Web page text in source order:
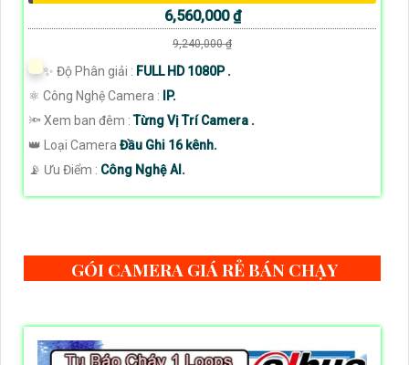
6,560,000 ₫
9,240,000 ₫
✨ Độ Phân giải : FULL HD 1080P .
⚛️ Công Nghệ Camera :
IP.
🔦 Xem ban đêm :Từng Vị Trí Camera .
👑 Loại Camera Đầu Ghi 16 kênh.
️📡 Ưu Điểm : Công Nghệ AI.
GÓI CAMERA GIÁ RẺ BÁN CHẠY